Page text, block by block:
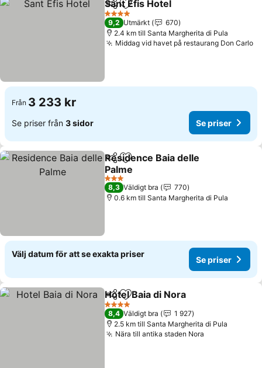
Dela Lägg till i Mina Favoriter
Sant Efis Hotel
4 Stjärnor
9,2 Utmärkt
670
2.4 km till Santa Margherita di Pula
Middag vid havet på restaurang Don Carlo
Från 3 233 kr
Se priser från 3 sidor Se priser
Dela Lägg till i Mina Favoriter
Residence Baia delle
Palme
Se priser
3 Stjärnor
8,3 Väldigt bra
770
0.6 km till Santa Margherita di Pula
Välj datum för att se exakta priser
Se priser
Dela Lägg till i Mina Favoriter
Hotel Baia di Nora
4 Stjärnor
8,4 Väldigt bra
1 927
2.5 km till Santa Margherita di Pula
Nära till antika staden Nora